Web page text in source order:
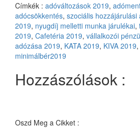
Címkék : adóváltozások 2019,
adócsökkentés, szociális hozzájárulási
2019, nyugdíj melletti munka járulékai,
2019, Cafetéria 2019, vállalkozói
adózása 2019, KATA 2019, KIVA 2019,
minimálbér2019
Hozzászólások :
Oszd Meg a Cikket :